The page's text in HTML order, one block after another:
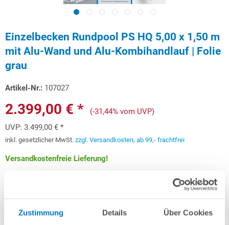
Zustimmung Details Über Cookies
Einzelbecken Rundpool PS HQ 5,00 x 1,50 m
mit Alu-Wand und Alu-Kombihandlauf | Folie
grau
Artikel-Nr.: 107027
2.399,00 € *
(-31,44% vom UVP)
UVP: 3.499,00 € *
inkl. gesetzlicher MwSt. zzgl. Versandkosten; ab 99,- frachtfrei
Versandkostenfreie Lieferung!
Weitere Informationen